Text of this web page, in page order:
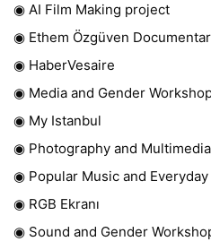
◉ AI Film Making project
◉ Ethem Özgüven
◉ HaberVesaire
◉ Media and Gender
◉ My Istanbul
◉ Photography and
◉ Popular Music and Everyday
◉ RGB Ekranı
◉ Sound and Gender